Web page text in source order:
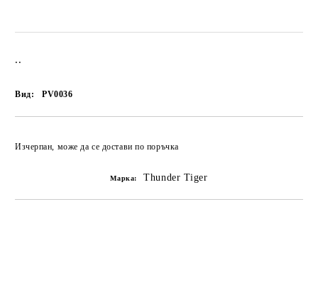
..
Вид: PV0036
Изчерпан, може да се достави по поръчка
Марка: Thunder Tiger